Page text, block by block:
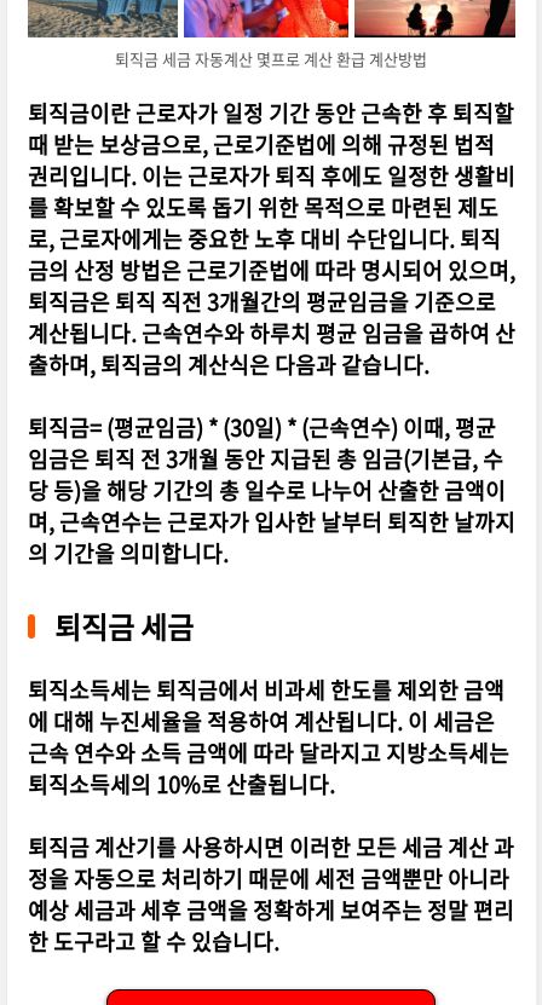
퇴직금 세금 자동계산 몇프로 계산 환급 계산방법
퇴직금이란 근로자가 일정 기간 동안 근속한 후 퇴직할
때 받는 보상금으로, 근로기준법에 의해 규정된 법적
권리입니다. 이는 근로자가 퇴직 후에도 일정한 생활비
를 확보할 수 있도록 돕기 위한 목적으로 마련된 제도
로, 근로자에게는 중요한 노후 대비 수단입니다. 퇴직
금의 산정 방법은 근로기준법에 따라 명시되어 있으며,
퇴직금은 퇴직 직전 3개월간의 평균임금을 기준으로
계산됩니다. 근속연수와 하루치 평균 임금을 곱하여 산
출하며, 퇴직금의 계산식은 다음과 같습니다.
퇴직금= (평균임금) * (30일) * (근속연수) 이때, 평균
임금은 퇴직 전 3개월 동안 지급된 총 임금(기본급, 수
당 등)을 해당 기간의 총 일수로 나누어 산출한 금액이
며, 근속연수는 근로자가 입사한 날부터 퇴직한 날까지
의 기간을 의미합니다.
퇴직금 세금
퇴직소득세는 퇴직금에서 비과세 한도를 제외한 금액
에 대해 누진세율을 적용하여 계산됩니다. 이 세금은
근속 연수와 소득 금액에 따라 달라지고 지방소득세는
퇴직소득세의 10%로 산출됩니다.
퇴직금 계산기를 사용하시면 이러한 모든 세금 계산 과
정을 자동으로 처리하기 때문에 세전 금액뿐만 아니라
예상 세금과 세후 금액을 정확하게 보여주는 정말 편리
한 도구라고 할 수 있습니다.